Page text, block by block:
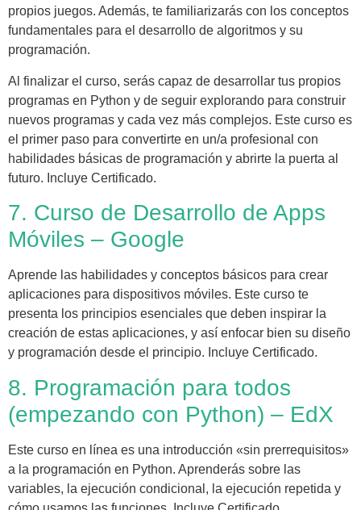
propios juegos. Además, te familiarizarás con los conceptos
fundamentales para el desarrollo de algoritmos y su
programación.
Al finalizar el curso, serás capaz de desarrollar tus propios
programas en Python y de seguir explorando para construir
nuevos programas y cada vez más complejos. Este curso es
el primer paso para convertirte en un/a profesional con
habilidades básicas de programación y abrirte la puerta al
futuro. Incluye Certificado.
7. Curso de Desarrollo de Apps
Móviles – Google
Aprende las habilidades y conceptos básicos para crear
aplicaciones para dispositivos móviles. Este curso te
presenta los principios esenciales que deben inspirar la
creación de estas aplicaciones, y así enfocar bien su diseño
y programación desde el principio. Incluye Certificado.
8. Programación para todos
(empezando con Python) – EdX
Este curso en línea es una introducción «sin prerrequisitos»
a la programación en Python. Aprenderás sobre las
variables, la ejecución condicional, la ejecución repetida y